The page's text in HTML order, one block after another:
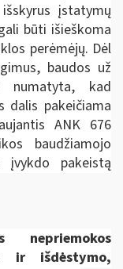
įstatymų
būti išieškoma
perėmėjų. Dėl
baudos už
numatyta, kad
dalis pakeičiama
ANK 676
baudžiamojo
pakeistą
nepriemokos
ir išdėstymo,